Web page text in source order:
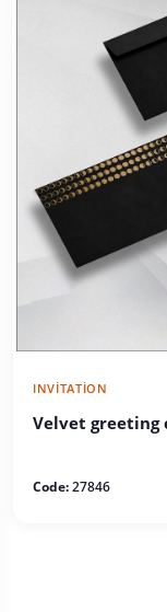
INVITATION
Velvet greeting
Code:27846